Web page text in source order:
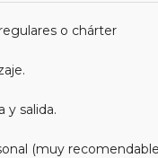
o chárter
y salida.
(muy